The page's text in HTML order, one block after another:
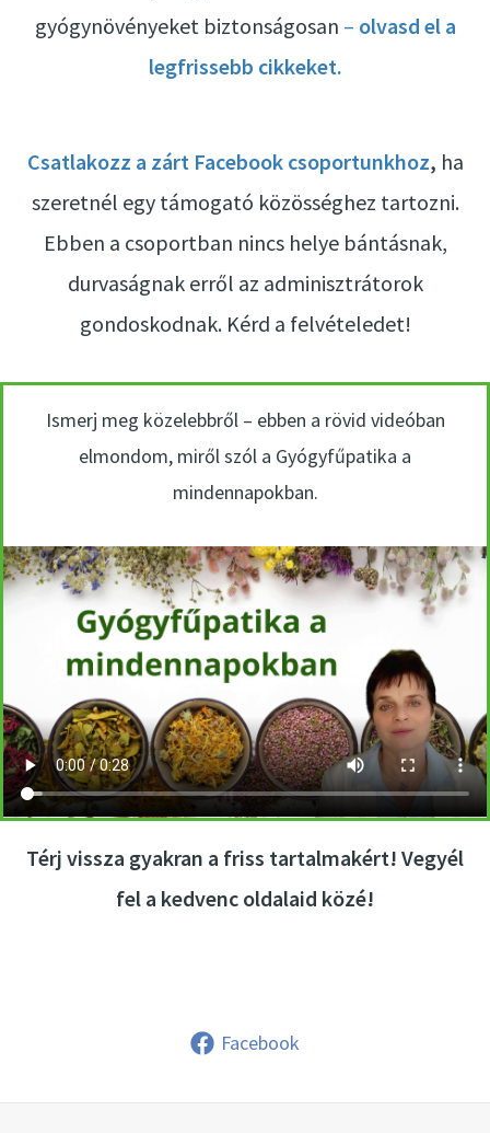
gyógynövényeket biztonságosan – olvasd el a
legfrissebb cikkeket.
Csatlakozz a zárt Facebook csoportunkhoz, ha
szeretnél egy támogató közösséghez tartozni.
Ebben a csoportban nincs helye bántásnak,
durvaságnak erről az adminisztrátorok
gondoskodnak. Kérd a felvételedet!
Ismerj meg közelebbről – ebben a rövid videóban
elmondom, miről szól a Gyógyfűpatika a
mindennapokban.
Térj vissza gyakran a friss tartalmakért! Vegyél
fel a kedvenc oldalaid közé!
Facebook